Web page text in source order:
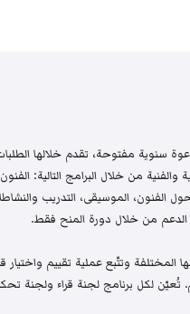
سنوية مفتوحة، تقدم خلالها
والفنية من خلال البرامج التالية:
الفنون، الموسيقى، التدريب
الدعم من خلال دورة المنح فقط.
1500 طلب عبر برامجها المختلفة وتتّبع عملية
تُعيّن لكل برنامج لجنة قراء